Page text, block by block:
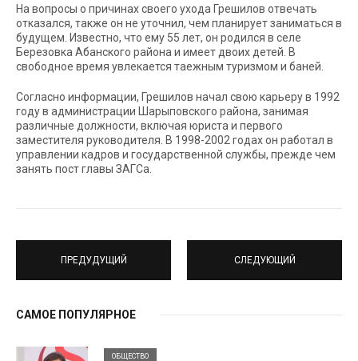
На вопросы о причинах своего ухода Грешилов отвечать
отказался, также он не уточнил, чем планирует заниматься в
будущем. Известно, что ему 55 лет, он родился в селе
Березовка Абанского района и имеет двоих детей. В
свободное время увлекается таежным туризмом и баней.
Согласно информации, Грешилов начал свою карьеру в 1992
году в администрации Шарыповского района, занимая
различные должности, включая юриста и первого
заместителя руководителя. В 1998-2002 годах он работал в
управлении кадров и государственной службы, прежде чем
занять пост главы ЗАГСа.
ПРЕДУДУЩИЙ СЛЕДУЮЩИЙ
САМОЕ ПОПУЛЯРНОЕ
ОБЩЕСТВО